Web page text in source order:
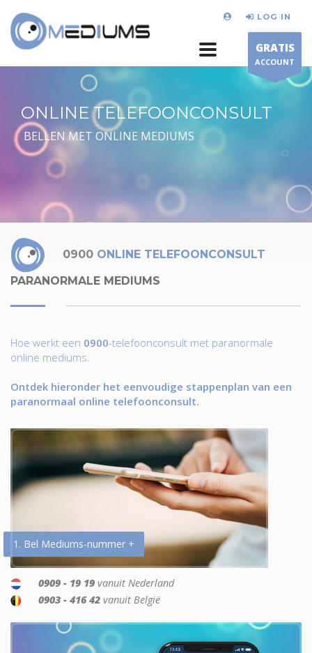
LOG IN
GRATIS
ACCOUNT
ONLINE TELEFOONCONSULT
BELLEN MET ONLINE MEDIUMS
0900 ONLINE TELEFOONCONSULT
PARANORMALE MEDIUMS
Hoe werkt een 0900-telefoonconsult met paranormale
online mediums.
Ontdek hieronder het eenvoudige stappenplan van een
paranormaal online telefoonconsult.
1. Bel Mediums-nummer +
0909 - 19 19 vanuit Nederland
0903 - 416 42 vanuit België